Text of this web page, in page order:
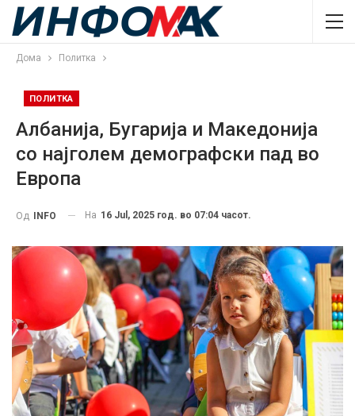
Дома Политка
ПОЛИТКА
Албанија, Бугарија и Македонија
со најголем демографски пад во
Европа
Од INFO На 16 Jul, 2025 год. во 07:04 часот.